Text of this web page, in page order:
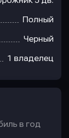
Полный
Черный
1 владелец
в год